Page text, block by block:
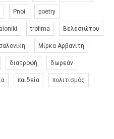
Pnoi poetry
trofima Βελεσιώτου
Μίρκα Αρβανίτη
διατροφή δωρεάν
παιδεία πολιτισμός